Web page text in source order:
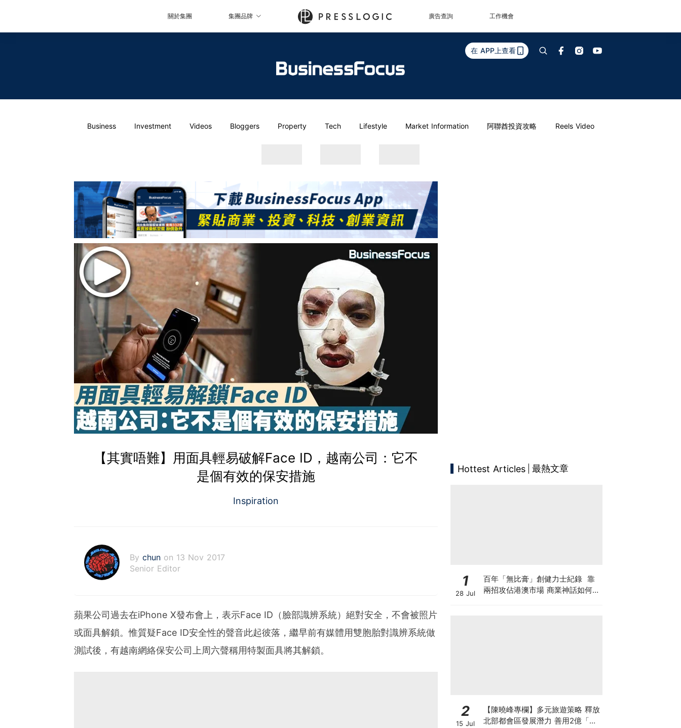
關於集團 集團品牌 廣告查詢 工作機會
在 APP上查看
Business Investment Videos Bloggers Property Tech Lifestyle Market Information 阿聯酋投資攻略 Reels Video
【其實唔難】用面具輕易破解Face ID，越南公司：它不
是個有效的保安措施
Inspiration
By chun on 13 Nov 2017
Senior Editor
蘋果公司過去在iPhone X發布會上，表示Face ID（臉部識辨系統）絕對安全，不會被照片
或面具解鎖。惟質疑Face ID安全性的聲音此起彼落，繼早前有媒體用雙胞胎對識辨系統做
測試後，有越南網絡保安公司上周六聲稱用特製面具將其解鎖。
Hottest Articles 最熱文章
1
28 Jul
百年「無比膏」創健力士紀錄 靠
兩招攻佔港澳市場 商業神話如何面
2
15 Jul
【陳曉峰專欄】多元旅遊策略 釋放
北部都會區發展潛力 善用2億「北